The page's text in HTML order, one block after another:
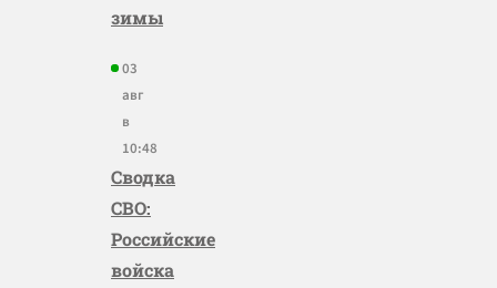
зимы
03
авг
в
10:48
Сводка
СВО:
Российские
войска